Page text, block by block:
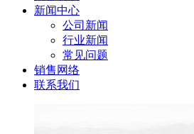
新闻中心
公司新闻
行业新闻
常见问题
销售网络
联系我们